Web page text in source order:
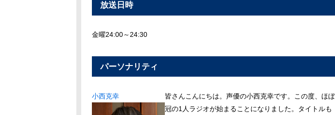
放送日時
金曜24:00～24:30
パーソナリティ
小西克幸
皆さんこんにちは。声優の小西克幸です。この度、ほ
冠の1人ラジオが始まることになりました。タイトルも